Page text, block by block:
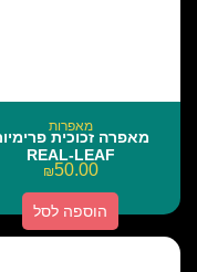
מאפרות
מאפרה זכוכית
REAL-LEAF
₪50.00
הוספה לסל